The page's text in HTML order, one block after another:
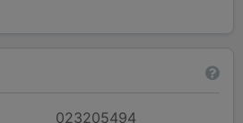
023205494